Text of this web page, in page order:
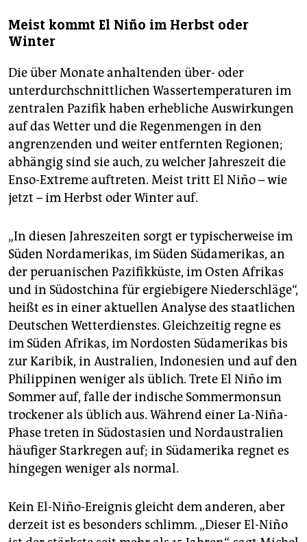
Meist kommt El Niño im Herbst oder
Winter
Die über Monate anhaltenden über- oder
unterdurchschnittlichen Wassertemperaturen im
zentralen Pazifik haben erhebliche Auswirkungen
auf das Wetter und die Regenmengen in den
angrenzenden und weiter entfernten Regionen;
abhängig sind sie auch, zu welcher Jahreszeit die
Enso-Extreme auftreten. Meist tritt El Niño – wie
jetzt – im Herbst oder Winter auf.
„In diesen Jahreszeiten sorgt er typischerweise im
Süden Nordamerikas, im Süden Südamerikas, an
der peruanischen Pazifikküste, im Osten Afrikas
und in Südostchina für ergiebigere Niederschläge“,
heißt es in einer aktuellen Analyse des staatlichen
Deutschen Wetterdienstes. Gleichzeitig regne es
im Süden Afrikas, im Nordosten Südamerikas bis
zur Karibik, in Australien, Indonesien und auf den
Philippinen weniger als üblich. Trete El Niño im
Sommer auf, falle der indische Sommermonsun
trockener als üblich aus. Während einer La-Niña-
Phase treten in Südostasien und Nordaustralien
häufiger Starkregen auf; in Südamerika regnet es
hingegen weniger als normal.
Kein El-Niño-Ereignis gleicht dem anderen, aber
derzeit ist es besonders schlimm. „Dieser El-Niño